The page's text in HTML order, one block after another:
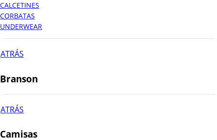
CALCETINES
CORBATAS
UNDERWEAR
ATRÁS
Branson
ATRÁS
Camisas